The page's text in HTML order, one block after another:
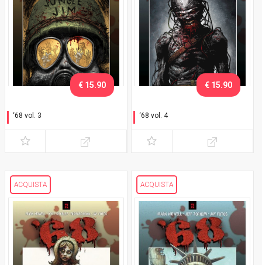
‘68 vol. 3
€ 15.90
‘68 vol. 4
€ 15.90
ACQUISTA ACQUISTA